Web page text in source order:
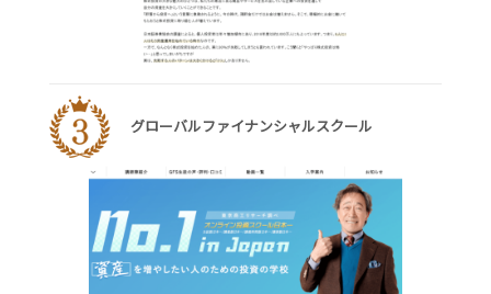
グローバルファイナンシャルスクール